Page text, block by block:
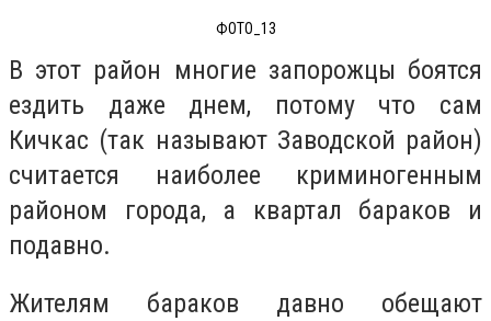
ФОТО_13
В этот район многие запорожцы боятся
ездить даже днем, потому что сам
Кичкас (так называют Заводской район)
считается наиболее криминогенным
районом города, а квартал бараков и
подавно.
Жителям бараков давно обещают